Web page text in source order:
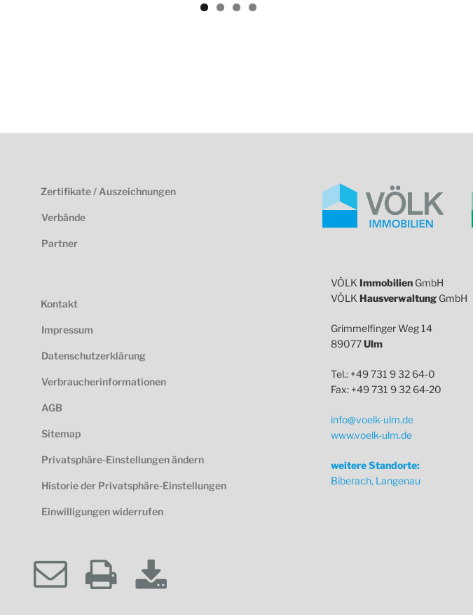
Zertifikate / Auszeichnungen
Verbände
Partner
Kontakt
Impressum
Datenschutzerklärung
Verbraucherinformationen
AGB
Sitemap
Privatsphäre-Einstellungen ändern
Historie der Privatsphäre-Einstellungen
Einwilligungen widerrufen
VÖLK Immobilien GmbH
VÖLK Hausverwaltung GmbH
Grimmelfinger Weg 14
89077Ulm
Tel.: +49 731 9 32 64-0
Fax: +49 731 9 32 64-20
info@voelk-ulm.de
www.voelk-ulm.de
weitere Standorte:
Biberach, Langenau